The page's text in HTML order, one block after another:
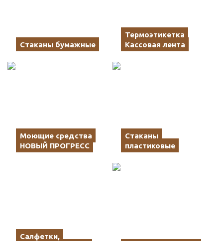
Стаканы бумажные
Термоэтикетка
Кассовая лента
Моющие средства
НОВЫЙ ПРОГРЕСС
Стаканы
пластиковые
Салфетки,